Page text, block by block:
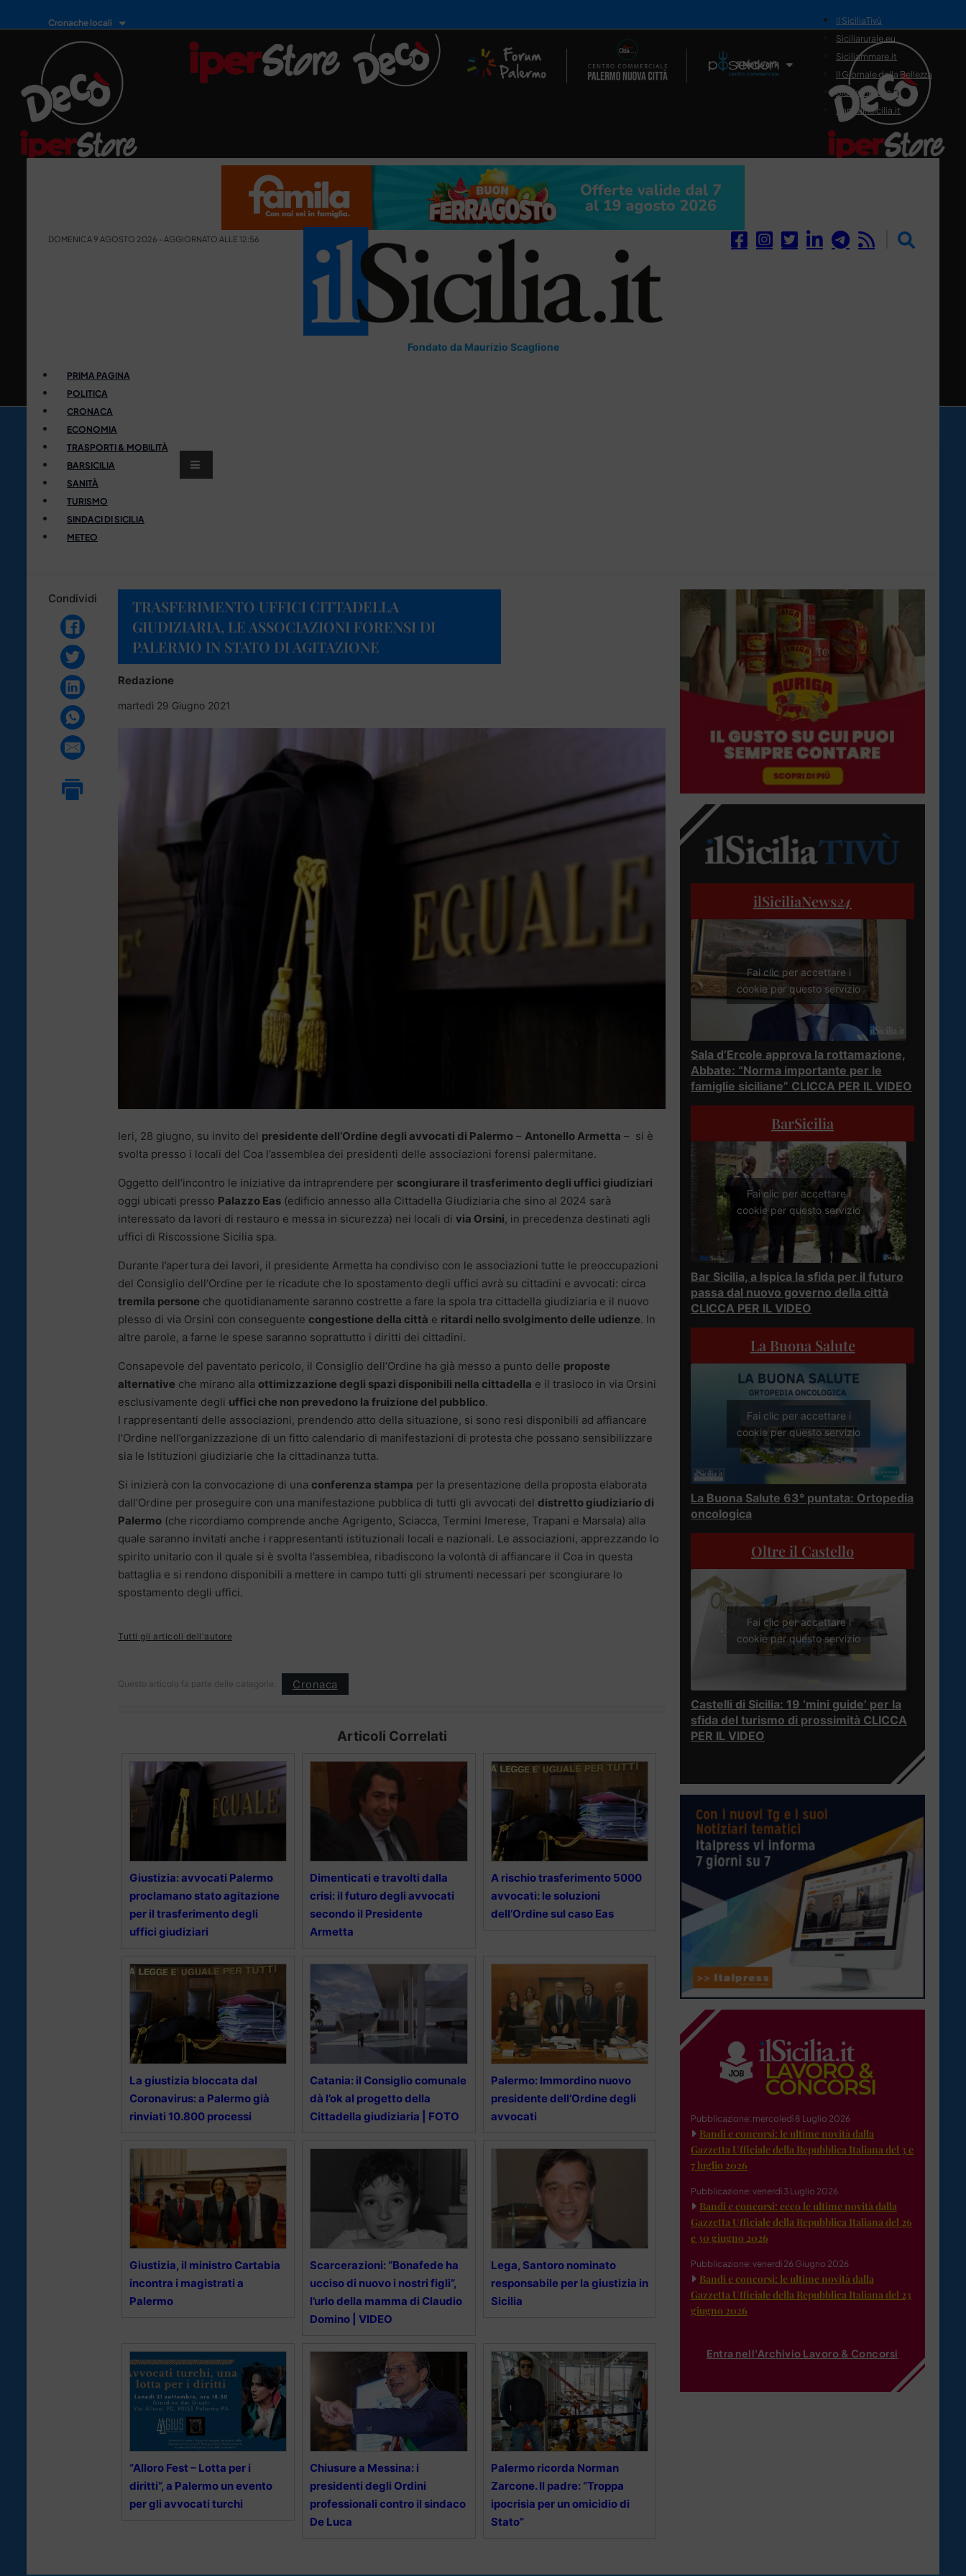
Cronache locali
Il Network
il SiciliaTivù
Siciliarurale.eu
Siciliammare.it
Il Giornale della Bellezza
Siciliamedica.it
Sanitainsicilia.it
DOMENICA 9 AGOSTO 2026 - AGGIORNATO ALLE 12:56
Fondato da Maurizio Scaglione
PRIMA PAGINA
POLITICA
CRONACA
ECONOMIA
TRASPORTI & MOBILITÀ
BARSICILIA
SANITÀ
TURISMO
SINDACI DI SICILIA
METEO
Condividi
TRASFERIMENTO UFFICI CITTADELLA
GIUDIZIARIA, LE ASSOCIAZIONI FORENSI DI
PALERMO IN STATO DI AGITAZIONE
Redazione
martedì 29 Giugno 2021
Ieri, 28 giugno, su invito del presidente dell’Ordine degli avvocati di Palermo – Antonello Armetta – si è
svolta presso i locali del Coa l’assemblea dei presidenti delle associazioni forensi palermitane.
Oggetto dell’incontro le iniziative da intraprendere per scongiurare il trasferimento degli uffici giudiziari
oggi ubicati presso Palazzo Eas (edificio annesso alla Cittadella Giudiziaria che sino al 2024 sarà
interessato da lavori di restauro e messa in sicurezza) nei locali di via Orsini, in precedenza destinati agli
uffici di Riscossione Sicilia spa.
Durante l’apertura dei lavori, il presidente Armetta ha condiviso con le associazioni tutte le preoccupazioni
del Consiglio dell’Ordine per le ricadute che lo spostamento degli uffici avrà su cittadini e avvocati: circa
tremila persone che quotidianamente saranno costrette a fare la spola tra cittadella giudiziaria e il nuovo
plesso di via Orsini con conseguente congestione della città e ritardi nello svolgimento delle udienze. In
altre parole, a farne le spese saranno soprattutto i diritti dei cittadini.
Consapevole del paventato pericolo, il Consiglio dell’Ordine ha già messo a punto delle proposte
alternative che mirano alla ottimizzazione degli spazi disponibili nella cittadella e il trasloco in via Orsini
esclusivamente degli uffici che non prevedono la fruizione del pubblico.
I rappresentanti delle associazioni, prendendo atto della situazione, si sono resi disponibili ad affiancare
l’Ordine nell’organizzazione di un fitto calendario di manifestazioni di protesta che possano sensibilizzare
sia le Istituzioni giudiziarie che la cittadinanza tutta.
Si inizierà con la convocazione di una conferenza stampa per la presentazione della proposta elaborata
dall’Ordine per proseguire con una manifestazione pubblica di tutti gli avvocati del distretto giudiziario di
Palermo (che ricordiamo comprende anche Agrigento, Sciacca, Termini Imerese, Trapani e Marsala) alla
quale saranno invitati anche i rappresentanti istituzionali locali e nazionali. Le associazioni, apprezzando lo
spirito unitario con il quale si è svolta l’assemblea, ribadiscono la volontà di affiancare il Coa in questa
battaglia e si rendono disponibili a mettere in campo tutti gli strumenti necessari per scongiurare lo
spostamento degli uffici.
Tutti gli articoli dell'autore
Questo articolo fa parte delle categorie: Cronaca
Articoli Correlati
Giustizia: avvocati Palermo
proclamano stato agitazione
per il trasferimento degli
uffici giudiziari
Dimenticati e travolti dalla
crisi: il futuro degli avvocati
secondo il Presidente
Armetta
A rischio trasferimento 5000
avvocati: le soluzioni
dell’Ordine sul caso Eas
La giustizia bloccata dal
Coronavirus: a Palermo già
rinviati 10.800 processi
Catania: il Consiglio comunale
dà l’ok al progetto della
Cittadella giudiziaria | FOTO
Palermo: Immordino nuovo
presidente dell’Ordine degli
avvocati
Giustizia, il ministro Cartabia
incontra i magistrati a
Palermo
Scarcerazioni: “Bonafede ha
ucciso di nuovo i nostri figli”,
l’urlo della mamma di Claudio
Domino | VIDEO
Lega, Santoro nominato
responsabile per la giustizia in
Sicilia
“Alloro Fest – Lotta per i
diritti”, a Palermo un evento
per gli avvocati turchi
Chiusure a Messina: i
presidenti degli Ordini
professionali contro il sindaco
De Luca
Palermo ricorda Norman
Zarcone. Il padre: “Troppa
ipocrisia per un omicidio di
Stato”
ilSiciliaNews24
Fai clic per accettare i
cookie per questo servizio
Sala d’Ercole approva la rottamazione,
Abbate: “Norma importante per le
famiglie siciliane” CLICCA PER IL VIDEO
BarSicilia
Fai clic per accettare i
cookie per questo servizio
Bar Sicilia, a Ispica la sfida per il futuro
passa dal nuovo governo della città
CLICCA PER IL VIDEO
La Buona Salute
Fai clic per accettare i
cookie per questo servizio
La Buona Salute 63° puntata: Ortopedia
oncologica
Oltre il Castello
Fai clic per accettare i
cookie per questo servizio
Castelli di Sicilia: 19 ‘mini guide’ per la
sfida del turismo di prossimità CLICCA
PER IL VIDEO
Pubblicazione: mercoledì 8 Luglio 2026
Bandi e concorsi: le ultime novità dalla
Gazzetta Ufficiale della Repubblica Italiana del 3 e
7 luglio 2026
Pubblicazione: venerdì 3 Luglio 2026
Bandi e concorsi: ecco le ultime novità dalla
Gazzetta Ufficiale della Repubblica Italiana del 26
e 30 giugno 2026
Pubblicazione: venerdì 26 Giugno 2026
Bandi e concorsi: le ultime novità dalla
Gazzetta Ufficiale della Repubblica Italiana del 23
giugno 2026
Entra nell'Archivio Lavoro & Concorsi